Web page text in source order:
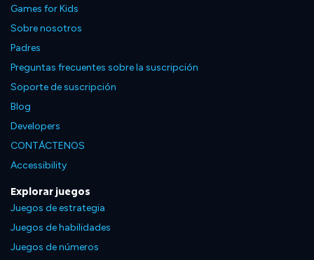
Games for Kids
Sobre nosotros
Padres
Preguntas frecuentes sobre la suscripción
Soporte de suscripción
Blog
Developers
CONTÁCTENOS
Accessibility
Explorar juegos
Juegos de estrategia
Juegos de habilidades
Juegos de números